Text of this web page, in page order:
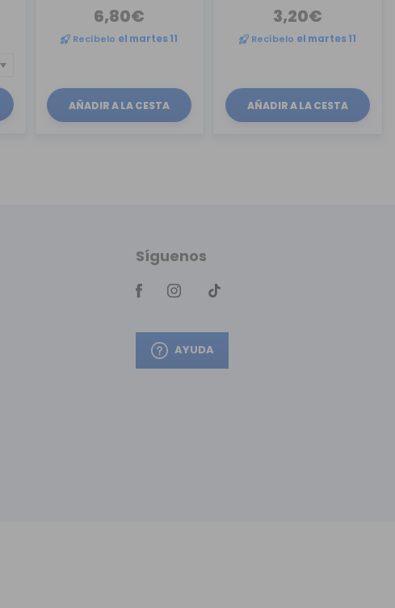
6,80€
Recíbelo el martes 11
AÑADIR A LA CESTA
3,20€
Recíbelo el martes 11
AÑADIR A LA CESTA
Síguenos
AYUDA